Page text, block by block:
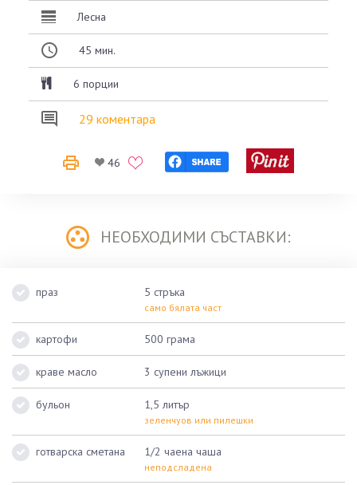
Лесна
45 мин.
6 порции
29 коментара
46
НЕОБХОДИМИ СЪСТАВКИ:
праз 5 стръка
само бялата част
картофи 500 грама
краве масло 3 супени лъжици
бульон 1,5 литър
зеленчуов или пилешки
готварска сметана 1/2 чаена чаша
неподсладена